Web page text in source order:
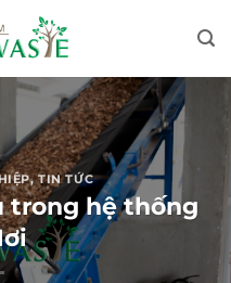
,TIN TỨC
trong hệ thống